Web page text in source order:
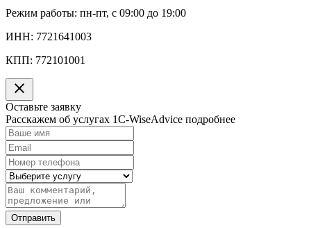
Режим работы: пн-пт, с 09:00 до 19:00
ИНН: 7721641003
КПП: 772101001
Оставьте заявку
Расскажем об услугах 1C-WiseAdvice подробнее
Отправить